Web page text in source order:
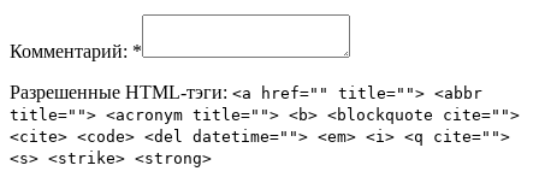
Комментарий: *
Разрешенные HTML-тэги: <a href="" title=""> <abbr
title=""> <acronym title=""> <b> <blockquote cite="">
<cite> <code> <del datetime=""> <em> <i> <q cite="">
<s> <strike> <strong>